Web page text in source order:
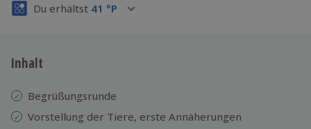
Volle Flexibilität
3 Jahre gültig & verlängerbar.
Du erhältst 41 °P
Inhalt
Begrüßungsrunde
Vorstellung der Tiere, erste Annäherungen